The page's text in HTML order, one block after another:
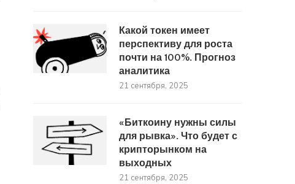
Какой токен имеет
перспективу для роста
почти на 100%. Прогноз
аналитика
21 сентября, 2025
«Биткоину нужны силы
для рывка». Что будет с
крипторынком на
выходных
21 сентября, 2025